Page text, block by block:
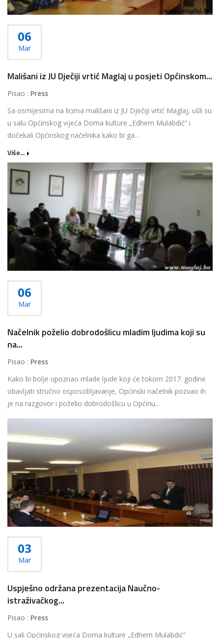
06
Mar
Mališani iz JU Dječiji vrtić Maglaj u posjeti Općinskom...
Pisao : Press
Sa osmijesima na licima mališani iz JU Dječiji vrtić Maglaj, ušli su
u salu Općinskog vijeća Doma kulture „Edhem Mulabdić“ i
dočekali Općinskog načelnika kako bi ga...
Više...
06
Mar
Načelnik poželio dobrodošlicu mladim ljudima koji su
na...
Pisao : Press
Kako bi bolje upoznao mlade ljude koji će tokom 2017. godine
obavljati stručno osposobljavanje, Općinski načelnik pozvao ih
je na razgovor i poželio dobrodošlicu u Općinu...
Više...
03
Mar
Uspješno održana prezentacija Naučno-
istraživačkog...
Pisao : Press
U sali Općinskog vijeća Doma kulture „Edhem Mulabdić“